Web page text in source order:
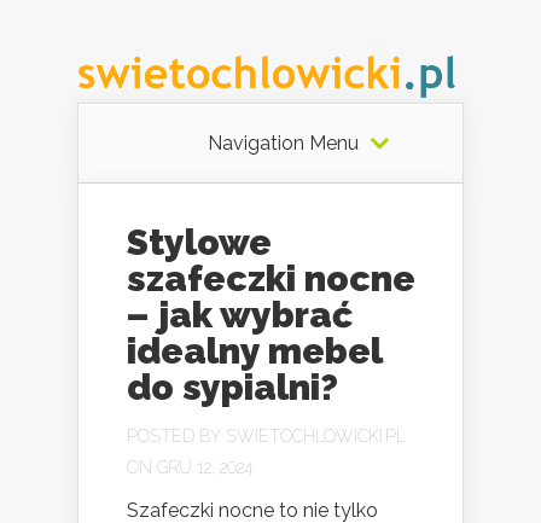
Navigation Menu
Stylowe
szafeczki nocne
– jak wybrać
idealny mebel
do sypialni?
POSTED BY SWIETOCHLOWICKI.PL
ON GRU 12, 2024
Szafeczki nocne to nie tylko